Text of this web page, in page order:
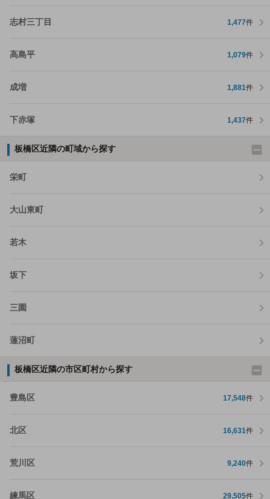
志村三丁目 1,477件
高島平 1,079件
成増 1,881件
下赤塚 1,437件
板橋区近隣の町域から探す
栄町
大山東町
若木
坂下
三園
蓮沼町
板橋区近隣の市区町村から探す
豊島区 17,548件
北区 16,631件
荒川区 9,240件
練馬区 29,505件